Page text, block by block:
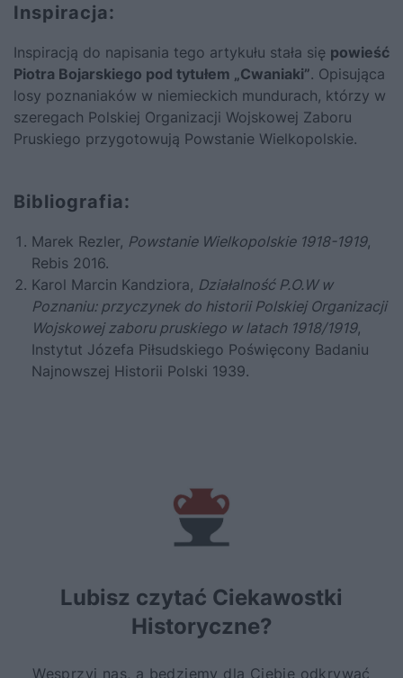
Inspiracja:
Inspiracją do napisania tego artykułu stała się powieść
Piotra Bojarskiego pod tytułem „Cwaniaki”. Opisująca
losy poznaniaków w niemieckich mundurach, którzy w
szeregach Polskiej Organizacji Wojskowej Zaboru
Pruskiego przygotowują Powstanie Wielkopolskie.
Bibliografia:
Marek Rezler, Powstanie Wielkopolskie 1918-1919,
Rebis 2016.
Karol Marcin Kandziora, Działalność P.O.W w
Poznaniu: przyczynek do historii Polskiej Organizacji
Wojskowej zaboru pruskiego w latach 1918/1919,
Instytut Józefa Piłsudskiego Poświęcony Badaniu
Najnowszej Historii Polski 1939.